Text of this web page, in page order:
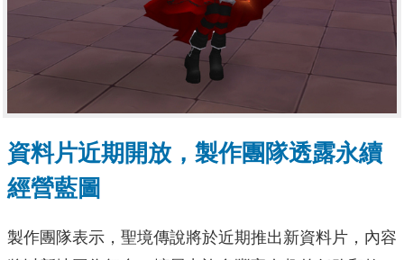
資料片近期開放，製作團隊透露永續
經營藍圖
製作團隊表示，聖境傳說將於近期推出新資料片，內容